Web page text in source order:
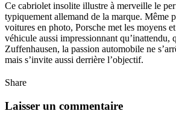
Ce cabriolet insolite illustre à merveille le
typiquement allemand de la marque. Même
voitures en photo, Porsche met les moyens
véhicule aussi impressionnant qu’inattendu,
Zuffenhausen, la passion automobile ne
mais s’invite aussi derrière l’objectif.
Share
Laisser un commentaire